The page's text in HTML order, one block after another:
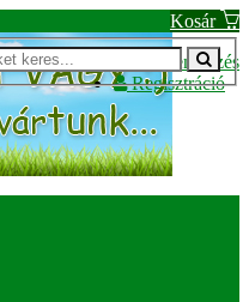
Kosár
Bejelentkezés
Regisztráció